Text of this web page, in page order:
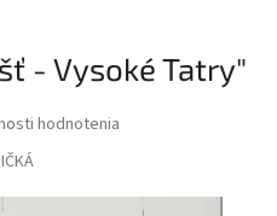
- Vysoké Tatry"
hodnotenia